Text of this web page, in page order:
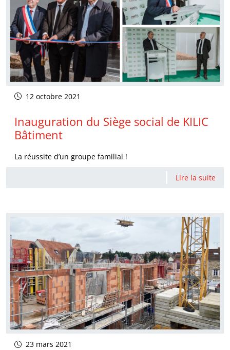
12 octobre 2021
Inauguration du Siège social de KILIC
Bâtiment
La réussite d’un groupe familial !
Lire la suite
23 mars 2021